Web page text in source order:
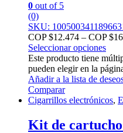
0 out of 5
(0)
SKU:
COP $12.474 – COP $
Seleccionar opciones
Este producto tiene
pueden elegir en la
Añadir a la lista de
Comparar
Cigarrillos electrónicos,
Kit de